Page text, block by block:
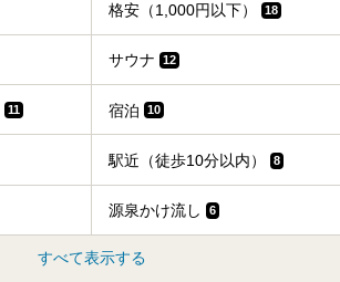
格安（1,000円以下） 18
サウナ 12
11 宿泊 10
駅近（徒歩10分以内） 8
源泉かけ流し 6
すべて表示する